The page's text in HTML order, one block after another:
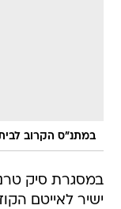
במתנ"ס הקרוב
במסגרת סיק
ישיר לאייטם